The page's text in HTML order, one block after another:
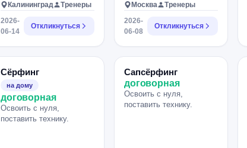
Калининград
Тренеры
2026-
06-14
Откликнуться
Москва
Тренеры
2026-
06-08
Откликнуться
Сёрфинг
на дому
договорная
Освоить с нуля,
поставить технику.
Сапсёрфинг
договорная
Освоить с нуля,
поставить технику.